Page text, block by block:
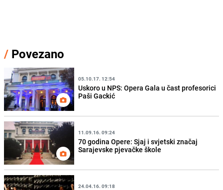
/ Povezano
05.10.17. 12:54
Uskoro u NPS: Opera Gala u čast profesorici
Paši Gackić
11.09.16. 09:24
70 godina Opere: Sjaj i svjetski značaj
Sarajevske pjevačke škole
24.04.16. 09:18